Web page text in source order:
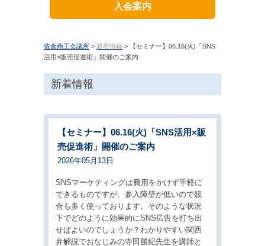
入会案内
佐倉商工会議所 > 新着情報 > 【セミナー】06.16(火)「SNS
活用×販売促進術」開催のご案内
新着情報
【セミナー】06.16(火)「SNS活用×販
売促進術」開催のご案内
2026年05月13日
SNSマーケティングは費用をかけず手軽に
できるものですが、参入障壁が低いので競
合も多く使っております。そのような状況
下でどのように効果的にSNS広告を打ち出
せばよいのでしょうか？わかりやすい関西
弁解説でおなじみの寺田勝紀先生を講師と